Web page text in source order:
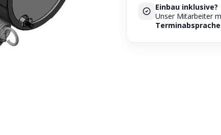
Einbau inklusive?
Unser Mitarbeiter
Terminabsprache